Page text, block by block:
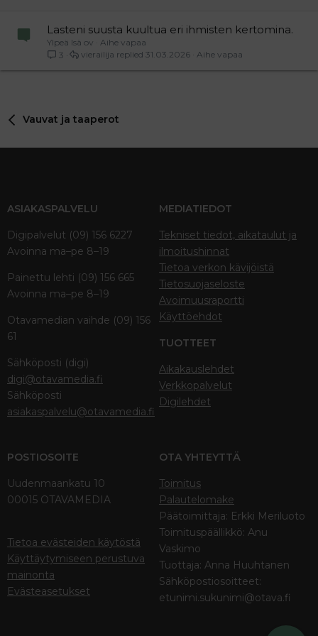
Lasteni suusta kuultua eri ihmisten kertomina.
Ylpeä Isä ov
Aihe vapaa
3
Aihe vapaa
31.03.2026
vierailija
Vauvat ja taaperot
ASIAKASPALVELU
Digipalvelut (09) 156 6227
Avoinna ma–pe 8–19
Painettu lehti (09) 156 665
Avoinna ma–pe 8–19
Otavamedian vaihde (09) 156
61
Sähköposti (digi)
digi@otavamedia.fi
Sähköposti
asiakaspalvelu@otavamedia.fi
MEDIATIEDOT
Tekniset tiedot, aikataulut ja
ilmoitushinnat
Tietoa verkon kävijöistä
Tietosuojaseloste
Avoimuusraportti
Käyttöehdot
TUOTTEET
Aikakauslehdet
Verkkopalvelut
Digilehdet
POSTIOSOITE
Uudenmaankatu 10
00015 OTAVAMEDIA
Tietoa evästeiden käytöstä
Käyttäytymiseen perustuva
mainonta
Evästeasetukset
OTA YHTEYTTÄ
Toimitus
Palautelomake
Päätoimittaja: Erkki Meriluoto
Toimituspäällikkö: Anu
Vaskimo
Tuottaja: Anna Huuhtanen
Sähköpostiosoitteet:
etunimi.sukunimi@otava.fi